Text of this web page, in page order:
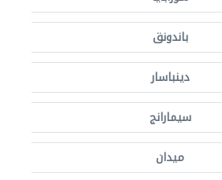
باندونق
دينباسار
سيمارانج
ميدان